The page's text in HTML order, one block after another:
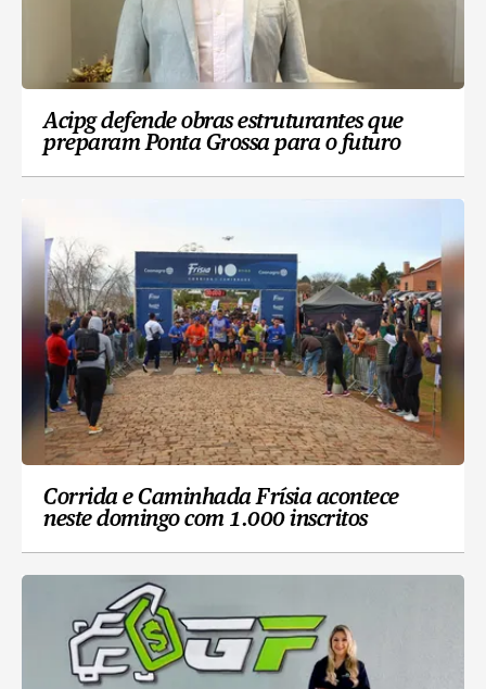
Acipg defende obras estruturantes que
preparam Ponta Grossa para o futuro
Corrida e Caminhada Frísia acontece
neste domingo com 1.000 inscritos